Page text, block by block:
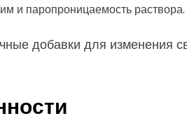
и паропроницаемость раствора.
добавки для изменения